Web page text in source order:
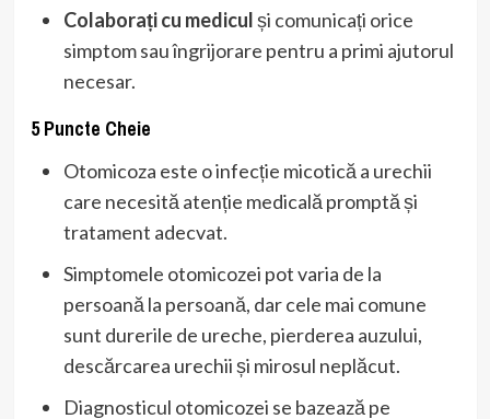
Colaborați cu mediculși comunicați orice
simptom sau îngrijorare pentru a primi ajutorul
necesar.
5 Puncte Cheie
Otomicoza este o infecție micotică a urechii
care necesită atenție medicală promptă și
tratament adecvat.
Simptomele otomicozei pot varia de la
persoană la persoană, dar cele mai comune
sunt durerile de ureche, pierderea auzului,
descărcarea urechii și mirosul neplăcut.
Diagnosticul otomicozei se bazează pe